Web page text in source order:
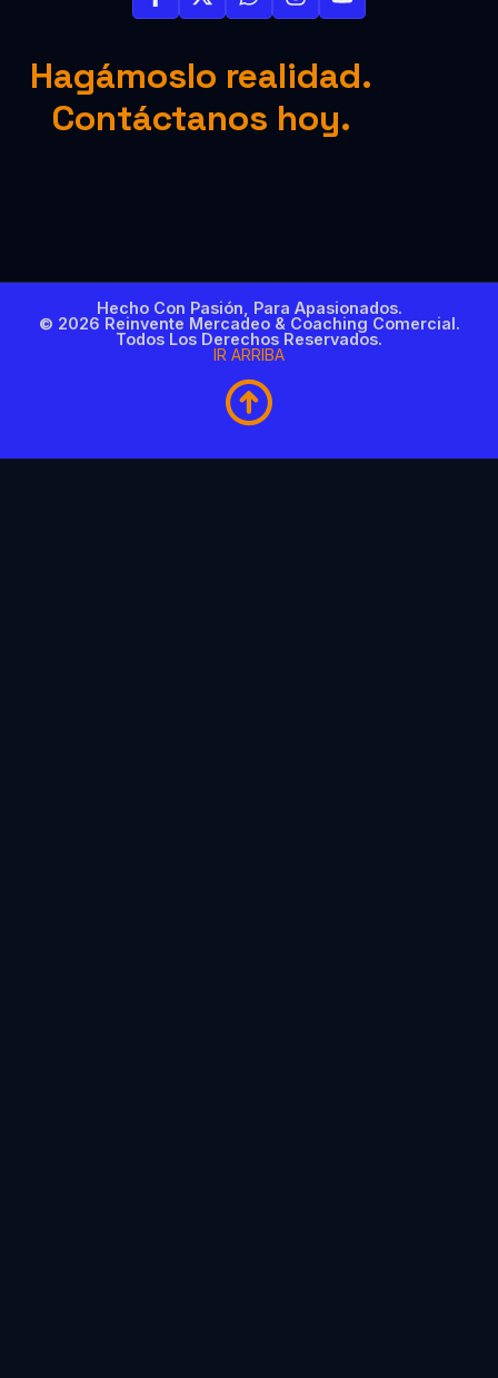
Hagámoslo realidad.
Contáctanos hoy.
Hecho Con Pasión, Para Apasionados.
© 2026 Reinvente Mercadeo & Coaching Comercial.
Todos Los Derechos Reservados.
IR ARRIBA